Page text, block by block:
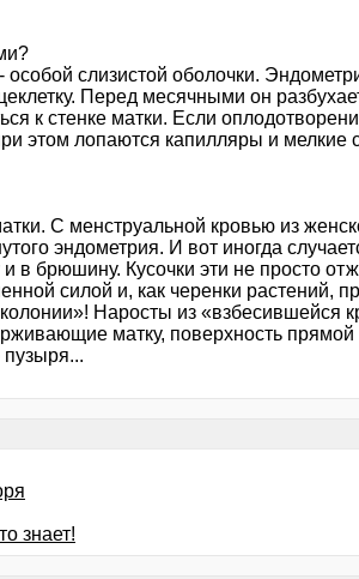
особой слизистой оболочки.
Перед месячными он
к стенке матки. Если
этом лопаются капилляры и мелкие
С менструальной кровью из
эндометрия. И вот иногда
в брюшину. Кусочки эти не просто
силой и, как черенки растений,
Наросты из «взбесившейся
матку, поверхность прямой
пузыря...
знает!